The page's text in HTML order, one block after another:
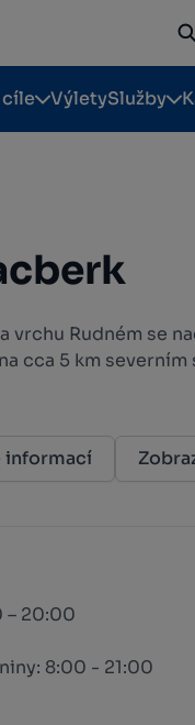
VýletySlužby
vrchu Rudném se
cca 5 km severním
informací
– 20:00
8:00 - 21:00